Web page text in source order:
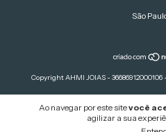
Ao navegar por este sitevocê
agilizar a sua
São
Copyright AHMI JOIAS -